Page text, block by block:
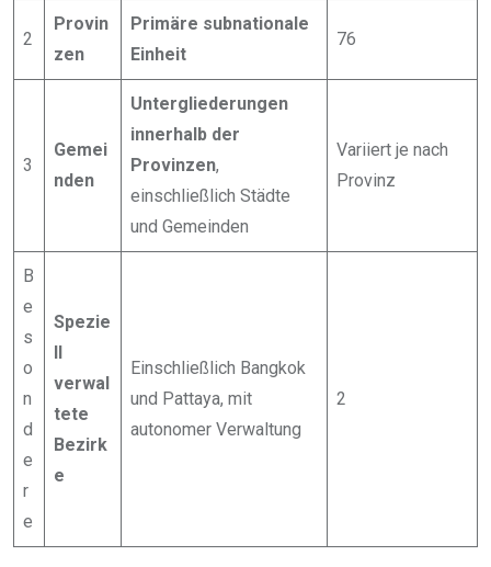
2
Provin
zen
Primäre subnationale
Einheit
76
3
Gemei
nden
Untergliederungen
innerhalb der
Provinzen,
einschließlich Städte
und Gemeinden
Variiert je nach
Provinz
B
e
s
o
n
d
e
r
e
Spezie
ll
verwal
tete
Bezirk
e
Einschließlich Bangkok
und Pattaya, mit
autonomer Verwaltung
2